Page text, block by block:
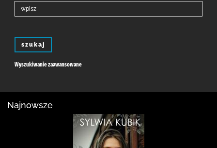
szukaj
Wyszukiwanie zaawansowane
Najnowsze